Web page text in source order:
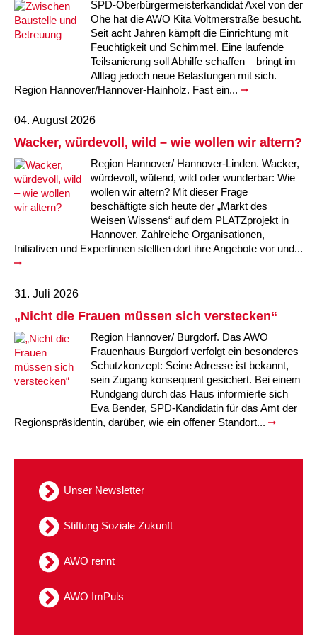
Kindertagesstätte Johannes-Lau-Hof
Kindertagesstätte Klaus-Müller-Kilian-Weg /
“Mäuseburg” / Familienzentrum
Kindertagesstätte König-Ludwig-Straße
Kindertagesstätte Langes Feld “Deisterspatzen”
Kindertagesstätte Moorlilienweg /
Familienzentrum
Kindertagesstätte Petermannstraße /
Familienzentrum
Kindertagesstätte Pfarrlandplatz
Kindertagesstätte Schneiderberg
Kindertagesstätte Sylter Weg
Kindertagesstätte Tresckowstraße
Kindertagesstätte Wiehbergstraße
Kindertagesstätte Herbartstraße
Kindertagesstätte Hiltrud-Grote-Weg
Kindertagesstätte Ibykusweg / Familienzentrum
Kindertagesstätte Johannes-Lau-Hof
Kindertagesstätte Kapellenbrink /
Familienzentrum
Kindertagesstätte Klaus-Müller-Kilian-Weg /
“Mäuseburg” / Familienzentrum
Kindertagesstätte König-Ludwig-Straße
Offene Sprach-Sprechstunde
Kindertagesstätte Moorlilienweg /
Familienzentrum
Kindertagesstätte Mühenkamp / Familienzentrum
Kindertagesstätte Petermannstraße /
Familienzentrum
Hör- und Sprachheilkindergarten Ratswiese
Kindertagesstätte Rosenbergstraße
Kindertagesstätte Schneiderberg
Familienzentrum
SPD-Oberbürgermeisterkandidat Axel von der
Ohe hat die AWO Kita Voltmerstraße besucht.
Seit acht Jahren kämpft die Einrichtung mit
Feuchtigkeit und Schimmel. Eine laufende
Teilsanierung soll Abhilfe schaffen – bringt im
Alltag jedoch neue Belastungen mit sich.
Region Hannover/Hannover-Hainholz. Fast ein...
04. August 2026
Wacker, würdevoll, wild – wie wollen wir altern?
Region Hannover/ Hannover-Linden. Wacker,
würdevoll, wütend, wild oder wunderbar: Wie
wollen wir altern? Mit dieser Frage
beschäftigte sich heute der „Markt des
Weisen Wissens“ auf dem PLATZprojekt in
Hannover. Zahlreiche Organisationen,
Initiativen und Expertinnen stellten dort ihre Angebote vor und...
31. Juli 2026
„Nicht die Frauen müssen sich verstecken“
Region Hannover/ Burgdorf. Das AWO
Frauenhaus Burgdorf verfolgt ein besonderes
Schutzkonzept: Seine Adresse ist bekannt,
sein Zugang konsequent gesichert. Bei einem
Rundgang durch das Haus informierte sich
Eva Bender, SPD-Kandidatin für das Amt der
Regionspräsidentin, darüber, wie ein offener Standort...
Unser Newsletter
Stiftung Soziale Zukunft
AWO rennt
AWO ImPuls